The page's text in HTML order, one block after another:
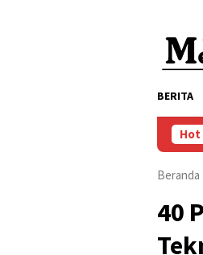
BERITA
Hot
Mas Bupati
Beranda
40